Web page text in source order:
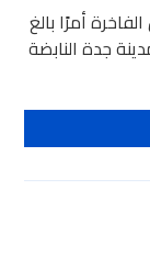
أمرًا بالغ
جدة النابضة